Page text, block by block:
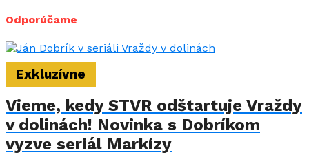
Odporúčame
Exkluzívne
Vieme, kedy STVR odštartuje Vraždy
v dolinách! Novinka s Dobríkom
vyzve seriál Markízy